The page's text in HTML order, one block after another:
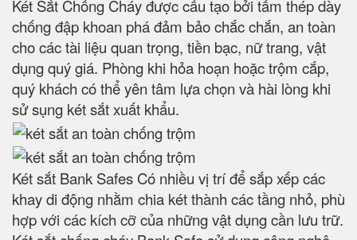
Két Sắt Chống Cháy được cấu tạo bởi tấm thép dày
chống đập khoan phá đảm bảo chắc chắn, an toàn
cho các tài liệu quan trọng, tiền bạc, nữ trang, vật
dụng quý giá. Phòng khi hỏa hoạn hoặc trộm cắp,
quý khách có thể yên tâm lựa chọn và hài lòng khi
sử sụng két sắt xuất khẩu.
Két sắt Bank Safes Có nhiều vị trí để sắp xếp các
khay di động nhằm chia két thành các tầng nhỏ, phù
hợp với các kích cỡ của những vật dụng cần lưu trữ.